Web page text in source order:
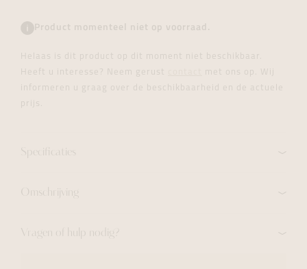
Product momenteel niet op voorraad.
Helaas is dit product op dit moment niet beschikbaar.
Heeft u interesse? Neem gerust
met ons op. Wij
informeren u graag over de beschikbaarheid en de actuele
prijs.
Specificaties
Omschrijving
Vragen of hulp nodig?